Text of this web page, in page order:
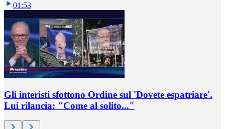
01:53
Gli interisti sfottono Ordine sul 'Dovete espatriare'.
Lui rilancia: "Come al solito..."